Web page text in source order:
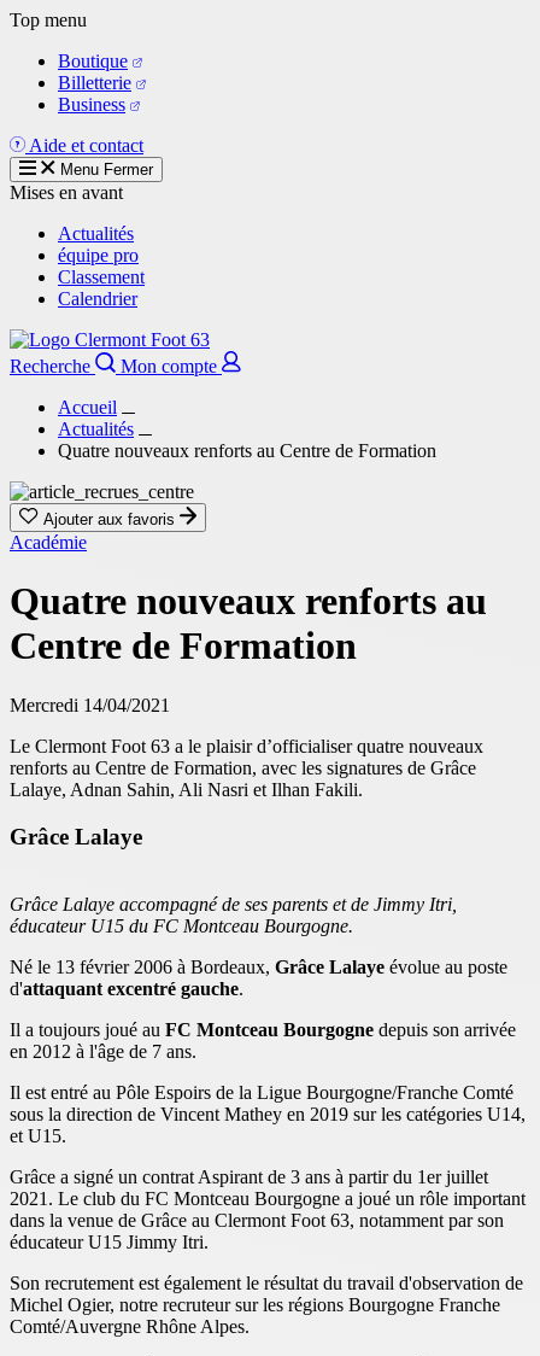
Aller
contenu
principal
Top menu
Boutique
Billetterie
Business
Aide et contact
Menu Fermer
Mises en avant
Actualités
équipe pro
Classement
Calendrier
Recherche
Mon compte
Accueil
Actualités
Quatre nouveaux renforts au Centre de Formation
Ajouter aux favoris
Académie
Quatre nouveaux renforts au
Centre de Formation
Mercredi 14/04/2021
Le Clermont Foot 63 a le plaisir d’officialiser quatre nouveaux
renforts au Centre de Formation, avec les signatures de Grâce
Lalaye, Adnan Sahin, Ali Nasri et Ilhan Fakili.
Grâce Lalaye
Grâce Lalaye accompagné de ses parents et de Jimmy Itri,
éducateur U15 du FC Montceau Bourgogne.
Né le 13 février 2006 à Bordeaux, Grâce Lalaye évolue au poste
d'attaquant excentré gauche.
Il a toujours joué au FC Montceau Bourgogne depuis son arrivée
en 2012 à l'âge de 7 ans.
Il est entré au Pôle Espoirs de la Ligue Bourgogne/Franche Comté
sous la direction de Vincent Mathey en 2019 sur les catégories U14,
et U15.
Grâce a signé un contrat Aspirant de 3 ans à partir du 1er juillet
2021. Le club du FC Montceau Bourgogne a joué un rôle important
dans la venue de Grâce au Clermont Foot 63, notamment par son
éducateur U15 Jimmy Itri.
Son recrutement est également le résultat du travail d'observation de
Michel Ogier, notre recruteur sur les régions Bourgogne Franche
Comté/Auvergne Rhône Alpes.